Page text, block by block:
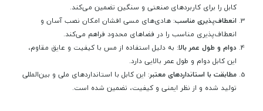
کابل را برای کاربردهای صنعتی و سنگین تضمین می‌کند.
انعطاف‌پذیری مناسب: هادی‌های مسی افشان امکان نصب آسان و
انعطاف‌پذیری مناسب را در فضاهای محدود فراهم می‌کند.
دوام و طول عمر بالا: به دلیل استفاده از مس با کیفیت و عایق مقاوم،
این کابل دوام و طول عمر بالایی دارد.
مطابقت با استانداردهای معتبر: این کابل با استانداردهای ملی و بین‌المللی
تولید شده و از نظر ایمنی و کیفیت، تضمین شده است.